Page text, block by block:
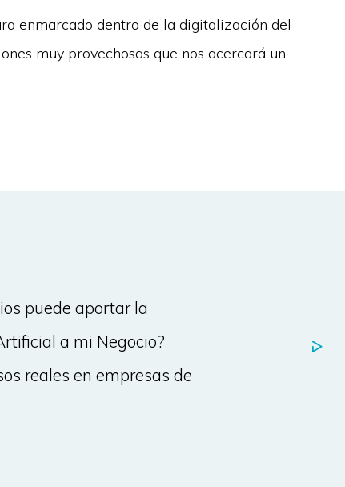
enmarcado dentro de la digitalización del
muy provechosas que nos acercará un
puede aportar la
a mi Negocio?
reales en empresas de